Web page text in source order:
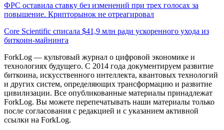
ФРС оставила ставку без изменений при трех голосах за
повышение. Крипторынок не отреагировал
Core Scientific списала $41,9 млн ради ускоренного ухода из
биткоин-майнинга
ForkLog — культовый журнал о цифровой экономике и
технологиях будущего. С 2014 года документируем развитие
биткоина, искусственного интеллекта, квантовых технологий
и других систем, определяющих трансформацию и развитие
цивилизации. Все опубликованные материалы принадлежат
ForkLog. Вы можете перепечатывать наши материалы только
после согласования с редакцией и с указанием активной
ссылки на ForkLog.